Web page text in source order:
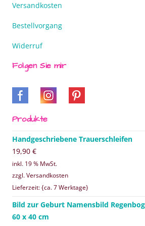
Versandkosten
Bestellvorgang
Widerruf
Folgen Sie mir
Produkte
Handgeschriebene Trauerschleifen
19,90 €
inkl. 19 % MwSt.
zzgl. Versandkosten
Lieferzeit: {ca. 7 Werktage}
Bild zur Geburt Namensbild
60 x 40 cm